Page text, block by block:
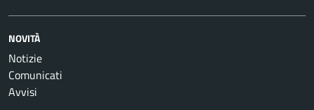
NOVITÀ
Notizie
Comunicati
Avvisi